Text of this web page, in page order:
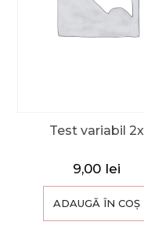
Test variabil 2x
9,00 lei
ADAUGĂ ÎN COȘ